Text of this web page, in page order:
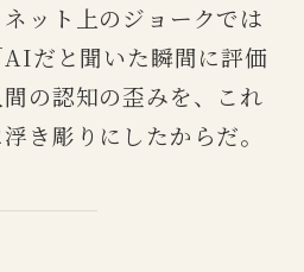
ット上のジョークでは
だと聞いた瞬間に評価
の認知の歪みを、これ
き彫りにしたからだ。